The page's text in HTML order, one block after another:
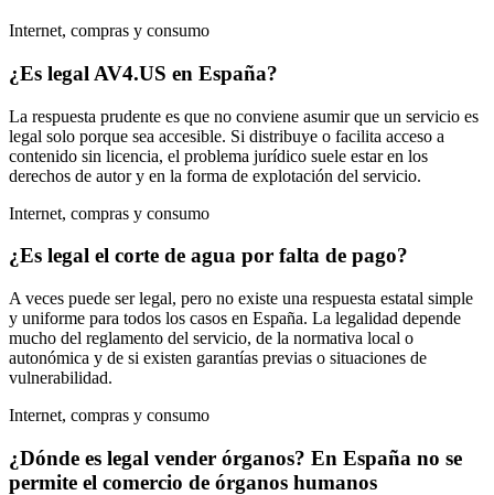
Internet, compras y consumo
¿Es legal AV4.US en España?
La respuesta prudente es que no conviene asumir que un servicio es
legal solo porque sea accesible. Si distribuye o facilita acceso a
contenido sin licencia, el problema jurídico suele estar en los
derechos de autor y en la forma de explotación del servicio.
Internet, compras y consumo
¿Es legal el corte de agua por falta de pago?
A veces puede ser legal, pero no existe una respuesta estatal simple
y uniforme para todos los casos en España. La legalidad depende
mucho del reglamento del servicio, de la normativa local o
autonómica y de si existen garantías previas o situaciones de
vulnerabilidad.
Internet, compras y consumo
¿Dónde es legal vender órganos? En España no se
permite el comercio de órganos humanos